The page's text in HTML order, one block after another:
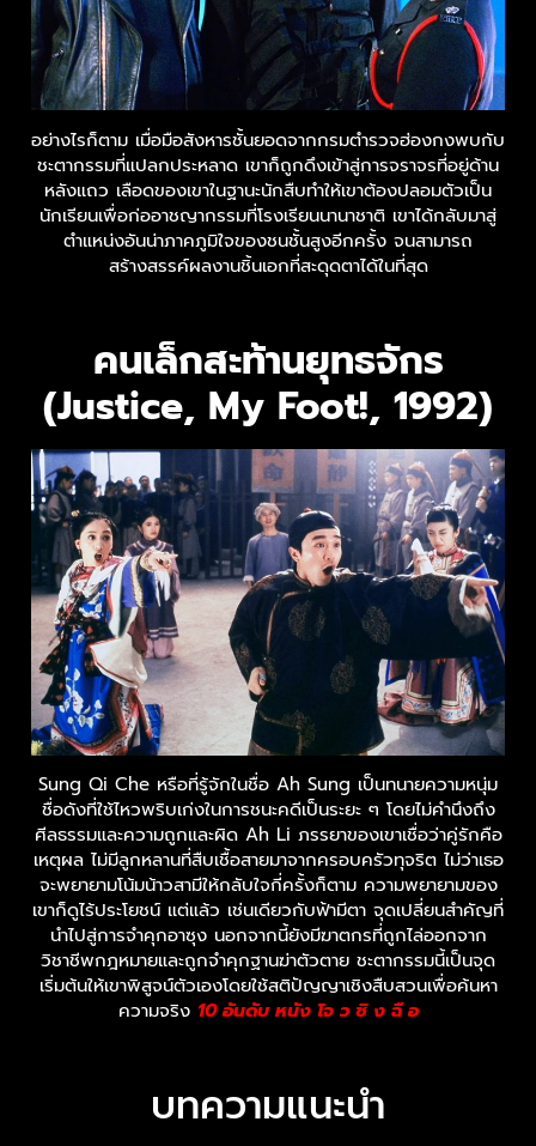
อย่างไรก็ตาม เมื่อมือสังหารชั้นยอดจากกรมตำรวจฮ่องกงพบกับ
ชะตากรรมที่แปลกประหลาด เขาก็ถูกดึงเข้าสู่การจราจรที่อยู่ด้าน
หลังแถว เลือดของเขาในฐานะนักสืบทำให้เขาต้องปลอมตัวเป็น
นักเรียนเพื่อก่ออาชญากรรมที่โรงเรียนนานาชาติ เขาได้กลับมาสู่
ตำแหน่งอันน่าภาคภูมิใจของชนชั้นสูงอีกครั้ง จนสามารถ
สร้างสรรค์ผลงานชิ้นเอกที่สะดุดตาได้ในที่สุด
คนเล็กสะท้านยุทธจักร
(Justice, My Foot!, 1992)
Sung Qi Che หรือที่รู้จักในชื่อ Ah Sung เป็นทนายความหนุ่ม
ชื่อดังที่ใช้ไหวพริบเก่งในการชนะคดีเป็นระยะ ๆ โดยไม่คำนึงถึง
ศีลธรรมและความถูกและผิด Ah Li ภรรยาของเขาเชื่อว่าคู่รักคือ
เหตุผล ไม่มีลูกหลานที่สืบเชื้อสายมาจากครอบครัวทุจริต ไม่ว่าเธอ
จะพยายามโน้มน้าวสามีให้กลับใจกี่ครั้งก็ตาม ความพยายามของ
เขาก็ดูไร้ประโยชน์ แต่แล้ว เช่นเดียวกับฟ้ามีตา จุดเปลี่ยนสำคัญที่
นำไปสู่การจำคุกอาซุง นอกจากนี้ยังมีฆาตกรที่ถูกไล่ออกจาก
วิชาชีพกฎหมายและถูกจำคุกฐานฆ่าตัวตาย ชะตากรรมนี้เป็นจุด
เริ่มต้นให้เขาพิสูจน์ตัวเองโดยใช้สติปัญญาเชิงสืบสวนเพื่อค้นหา
ความจริง 10 อันดับ หนัง โจ ว ซิ ง ฉื อ
บทความแนะนำ